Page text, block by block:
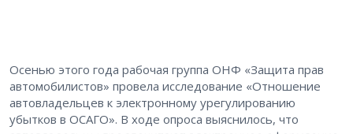
Осенью этого года рабочая группа ОНФ «Защита прав
автомобилистов» провела исследование «Отношение
автовладельцев к электронному урегулированию
убытков в ОСАГО». В ходе опроса выяснилось, что